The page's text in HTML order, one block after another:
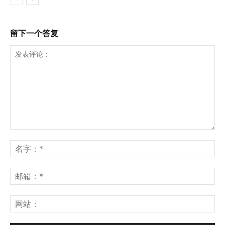
留下一个答复